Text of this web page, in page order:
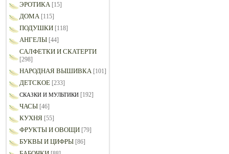
ЭРОТИКА [15]
ДОМА [115]
ПОДУШКИ [118]
АНГЕЛЫ [44]
САЛФЕТКИ И СКАТЕРТИ
[298]
НАРОДНАЯ ВЫШИВКА [101]
ДЕТСКОЕ [233]
СКАЗКИ И МУЛЬТИКИ [192]
ЧАСЫ [46]
КУХНЯ [55]
ФРУКТЫ И ОВОЩИ [79]
БУКВЫ И ЦИФРЫ [86]